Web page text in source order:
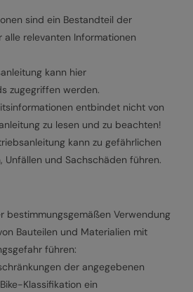
sind ein Bestandteil der
alle relevanten Informationen
kann hier
zugegriffen werden.
entbindet nicht von
zu lesen und zu beachten!
kann zu gefährlichen
Unfällen und Sachschäden führen.
bestimmungsgemäßen Verwendung
Bauteilen und Materialien mit
führen:
der angegebenen
Klassifikation ein